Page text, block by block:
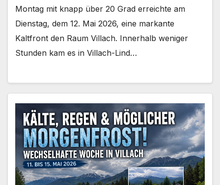
Montag mit knapp über 20 Grad erreichte am
Dienstag, dem 12. Mai 2026, eine markante
Kaltfront den Raum Villach. Innerhalb weniger
Stunden kam es in Villach-Lind…